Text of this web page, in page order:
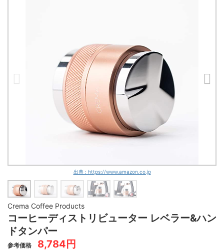
出典 : https://www.amazon.co.jp
Crema Coffee Products
コーヒーディストリビューター レベラー&ハン
ドタンパー
参考価格 8,784円